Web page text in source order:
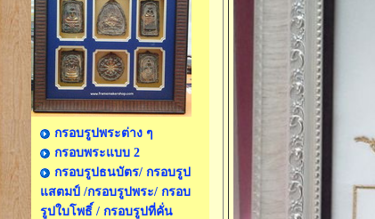
กรอบรูปพระต่าง ๆ
กรอบพระแบบ 2
กรอบรูปธนบัตร/ กรอบรูป
แสตมป์ /กรอบรูปพระ/ กรอบ
รูปใบโพธิ์ / กรอบรูปที่คั่น